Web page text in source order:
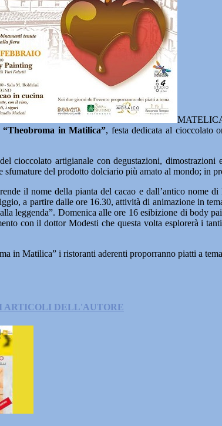
“Theobroma in Matilica”, festa dedicata al cioccolato
cioccolato artigianale con degustazioni,
sfumature del prodotto dolciario più amato al mondo; in
il nome della pianta del cacao e dall’antico nome
a partire dalle ore 16.30, attività di animazione in
leggenda”. Domenica alle ore 16 esibizione di body
con il dottor Modesti che questa volta esplorerà i
in Matilica” i ristoranti aderenti proporranno piatti a
ARTICOLI DELL'AUTORE